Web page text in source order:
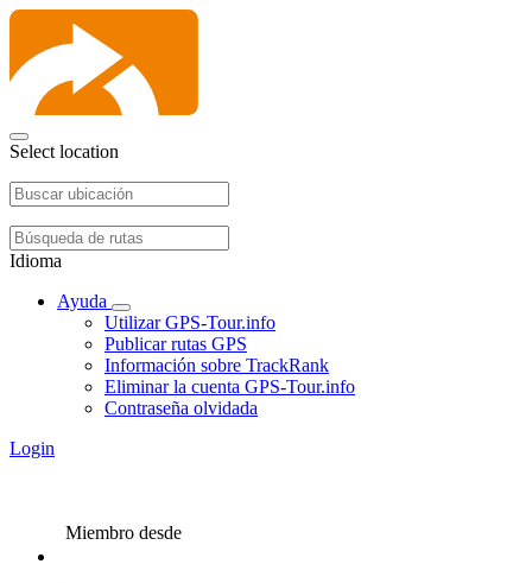
Select location
Idioma
Ayuda
Utilizar GPS-Tour.info
Publicar rutas GPS
Información sobre TrackRank
Eliminar la cuenta GPS-Tour.info
Contraseña olvidada
Login
Miembro desde